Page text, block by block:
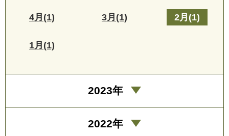
4月(1) 3月(1) 2月(1)
1月(1)
2023年
2022年